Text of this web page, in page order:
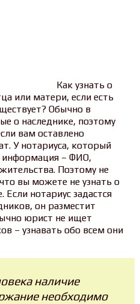
Как узнать о
или матери, если есть
Обычно в
о наследнике, поэтому
вам оставлено
У нотариуса, который
информация – ФИО,
Поэтому не
вы можете не узнать о
нотариус задастся
он разместит
юрист не ищет
– узнавать обо всем они
наличие
необходимо